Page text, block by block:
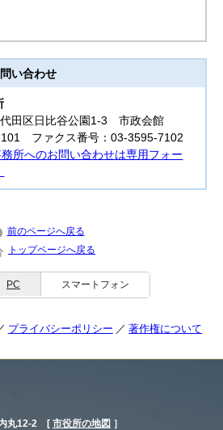
い合わせ
田区日比谷公園1-3 市政会館
ファクス番号：03-3595-7102
所へのお問い合わせは専用フォー
前のページへ戻る
トップページへ戻る
PC スマートフォン
プライバシーポリシー 著作権について
丸12-2 [ 市役所の地図 ］